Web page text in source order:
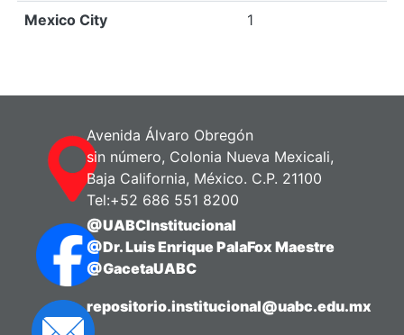
Mexico City 1
Avenida Álvaro Obregón
sin número, Colonia Nueva Mexicali,
Baja California, México. C.P. 21100
Tel:+52 686 551 8200
@UABCInstitucional
@Dr. Luis Enrique PalaFox Maestre
@GacetaUABC
repositorio.institucional@uabc.edu.mx